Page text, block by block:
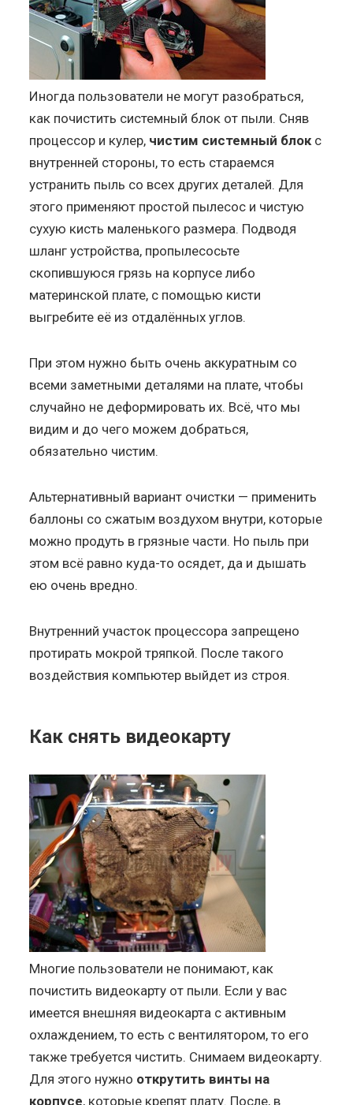
Иногда пользователи не могут разобраться,
как почистить системный блок от пыли. Сняв
процессор и кулер, чистим системный блок с
внутренней стороны, то есть стараемся
устранить пыль со всех других деталей. Для
этого применяют простой пылесос и чистую
сухую кисть маленького размера. Подводя
шланг устройства, пропылесосьте
скопившуюся грязь на корпусе либо
материнской плате, с помощью кисти
выгребите её из отдалённых углов.
При этом нужно быть очень аккуратным со
всеми заметными деталями на плате, чтобы
случайно не деформировать их. Всё, что мы
видим и до чего можем добраться,
обязательно чистим.
Альтернативный вариант очистки — применить
баллоны со сжатым воздухом внутри, которые
можно продуть в грязные части. Но пыль при
этом всё равно куда-то осядет, да и дышать
ею очень вредно.
Внутренний участок процессора запрещено
протирать мокрой тряпкой. После такого
воздействия компьютер выйдет из строя.
Как снять видеокарту
Многие пользователи не понимают, как
почистить видеокарту от пыли. Если у вас
имеется внешняя видеокарта с активным
охлаждением, то есть с вентилятором, то его
также требуется чистить. Снимаем видеокарту.
Для этого нужно открутить винты на
корпусе, которые крепят плату. После, в